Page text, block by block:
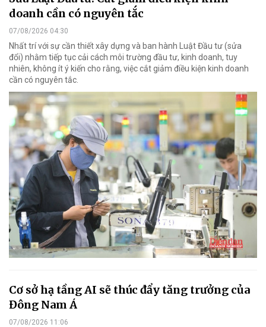
doanh cần có nguyên tắc
07/08/2026 04:30
Nhất trí với sự cần thiết xây dựng và ban hành Luật Đầu tư (sửa
đổi) nhằm tiếp tục cải cách môi trường đầu tư, kinh doanh, tuy
nhiên, không ít ý kiến cho rằng, việc cắt giảm điều kiện kinh doanh
cần có nguyên tắc.
Cơ sở hạ tầng AI sẽ thúc đẩy tăng trưởng của
Đông Nam Á
07/08/2026 11:06